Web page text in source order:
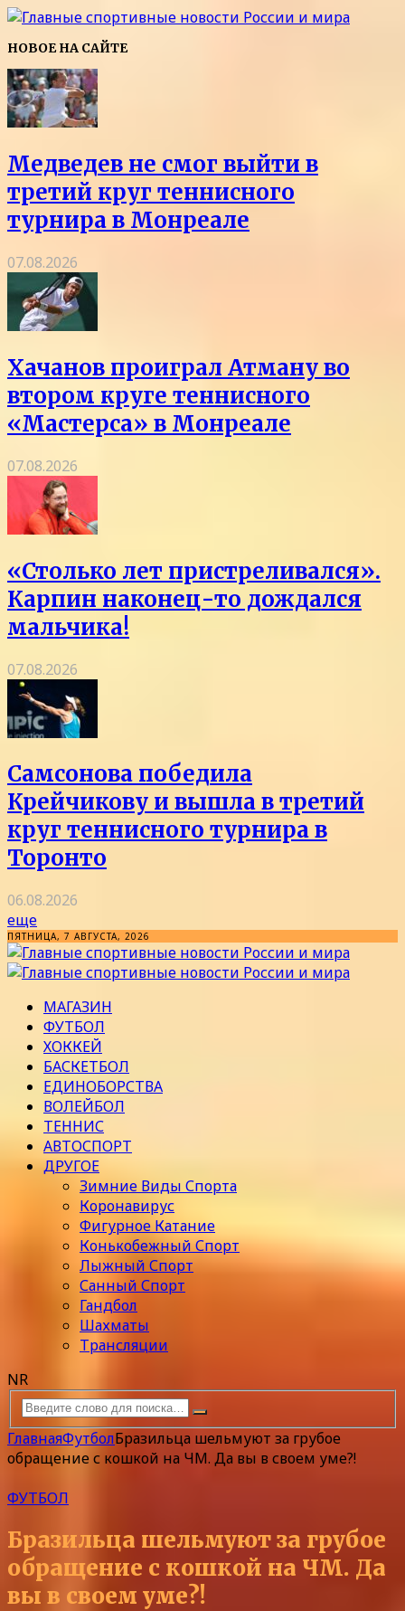
НОВОЕ НА САЙТЕ
Медведев не смог выйти в
третий круг теннисного
турнира в Монреале
07.08.2026
Хачанов проиграл Атману во
втором круге теннисного
«Мастерса» в Монреале
07.08.2026
«Столько лет пристреливался».
Карпин наконец-то дождался
мальчика!
07.08.2026
Самсонова победила
Крейчикову и вышла в третий
круг теннисного турнира в
Торонто
06.08.2026
еще
ПЯТНИЦА, 7 АВГУСТА, 2026
МАГАЗИН
ФУТБОЛ
ХОККЕЙ
БАСКЕТБОЛ
ЕДИНОБОРСТВА
ВОЛЕЙБОЛ
ТЕННИС
АВТОСПОРТ
ДРУГОЕ
Зимние Виды Спорта
Коронавирус
Фигурное Катание
Конькобежный Спорт
Лыжный Спорт
Санный Спорт
Гандбол
Шахматы
Трансляции
NR
ГлавнаяФутболБразильца шельмуют за грубое
обращение с кошкой на ЧМ. Да вы в своем уме?!
ФУТБОЛ
Бразильца шельмуют за грубое
обращение с кошкой на ЧМ. Да
вы в своем уме?!